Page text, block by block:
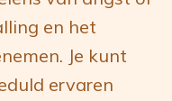
en het
Je kunt
ervaren